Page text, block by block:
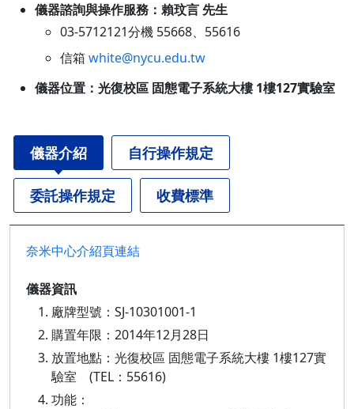
儀器諮詢與操作服務：賴玟言 先生
03-5712121分機 55668、55616
信箱 white@nycu.edu.tw
儀器位置：光復校區 固態電子系統大樓 1樓127實驗室
儀器介紹 自行操作規定
委託操作規定 收費標準
奈米中心介紹頁連結
儀器資訊
廠牌型號：SJ-10301001-1
購置年限：2014年12月28日
放置地點：光復校區 固態電子系統大樓 1樓127實
驗室 (TEL：55616)
功能：